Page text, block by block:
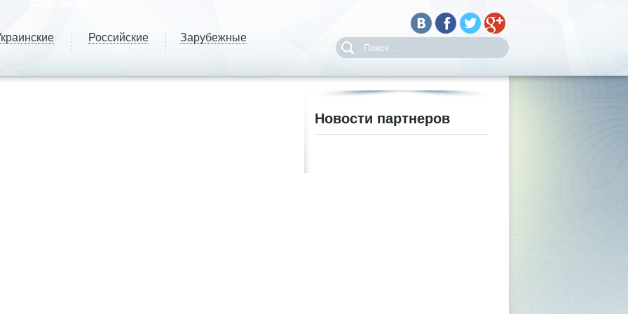
Российские Зарубежные
Новости партнеров